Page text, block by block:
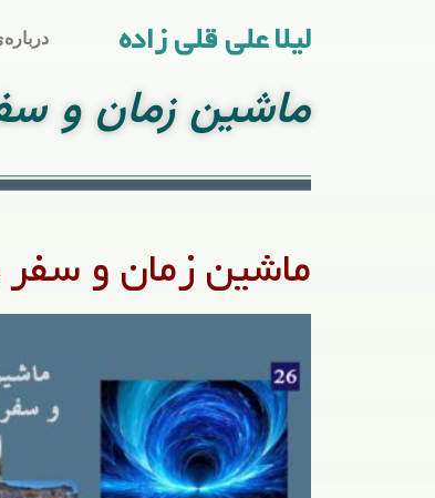
لیلا علی قلی زاده
ماشین زمان و
ماشین زمان و سفر